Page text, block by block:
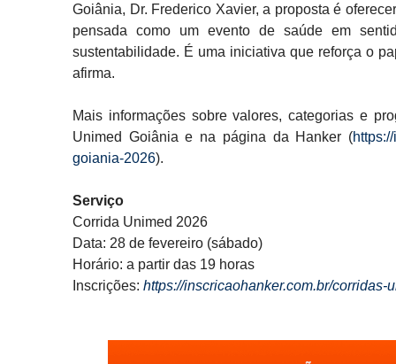
Goiânia, Dr. Frederico Xavier, a proposta é
pensada como um evento de saúde em
sustentabilidade. É uma iniciativa que reforça o
afirma.
Mais informações sobre valores, categorias e
Unimed Goiânia e na página da Hanker (
goiania-2026).
Serviço
Corrida Unimed 2026
Data: 28 de fevereiro (sábado)
Horário: a partir das 19 horas
Inscrições: https://inscricaohanker.com.br/